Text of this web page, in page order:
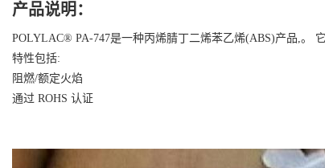
产品说明：
POLYLAC® PA-747是一种丙烯腈丁二烯苯乙烯(ABS)产品,。
特性包括:
阻燃/额定火焰
通过 ROHS 认证